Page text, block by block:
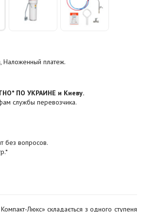
Наложенный платеж.
ПО УКРАИНЕ и Киеву.
службы перевозчика.
без вопросов.
Люкс» складається з одного ступеня